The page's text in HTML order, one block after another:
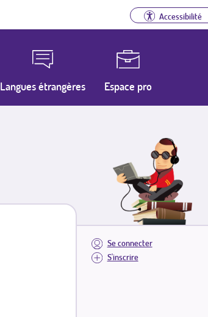
Accessibilité
Langues étrangères Espace pro
Se connecter
S'inscrire